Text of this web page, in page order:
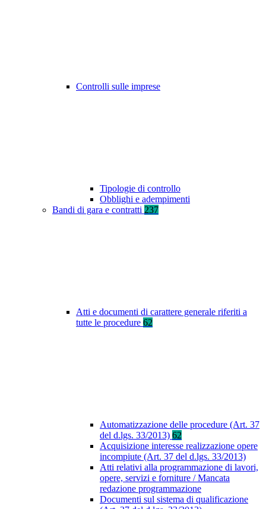
Controlli sulle imprese
Tipologie di controllo
Obblighi e adempimenti
Bandi di gara e contratti 237
Atti e documenti di carattere generale riferiti a
tutte le procedure 62
Automatizzazione delle procedure (Art. 37
del d.lgs. 33/2013) 62
Acquisizione interesse realizzazione opere
incompiute (Art. 37 del d.lgs. 33/2013)
Atti relativi alla programmazione di lavori,
opere, servizi e forniture / Mancata
redazione programmazione
Documenti sul sistema di qualificazione